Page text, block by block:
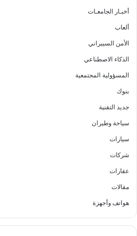
أخبـار الجامعـات
ألعاب
الأمن السيبراني
الذكاء الاصطناعي
المسؤولية المجتمعية
بنوك
جديد التقنية
سياحة وطيران
سيارات
شركات
عقارات
مقالات
هواتف وأجهزة